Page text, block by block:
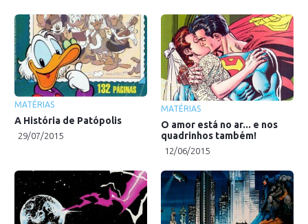
MATÉRIAS
A História de Patópolis
29/07/2015
MATÉRIAS
O amor está no ar... e nos
quadrinhos também!
12/06/2015